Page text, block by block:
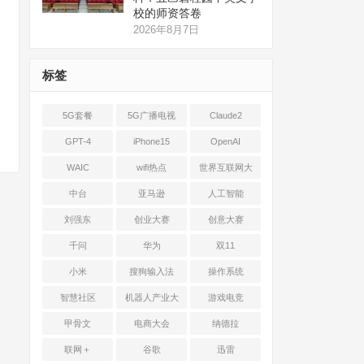
校的师资答卷
2026年8月7日
标签
5G套餐 5G广播电视 Claude2
GPT-4 iPhone15 OpenAI
WAIC wifi热点 世界互联网大
会
中台 亚马逊 人工智能
刘强东 创业大赛 创意大赛
千问 华为 双11
小米 搜狗输入法 操作系统
智慧社区 机器人产业大
会
游戏电竞
甲骨文 电商大会 纳德拉
联网＋ 谷歌 迅雷